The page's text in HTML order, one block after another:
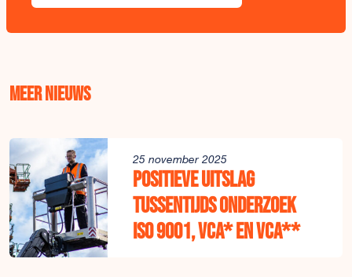
Meer nieuws
25 november 2025
Positieve uitslag
tussentijds onderzoek
ISO 9001, VCA* en VCA**